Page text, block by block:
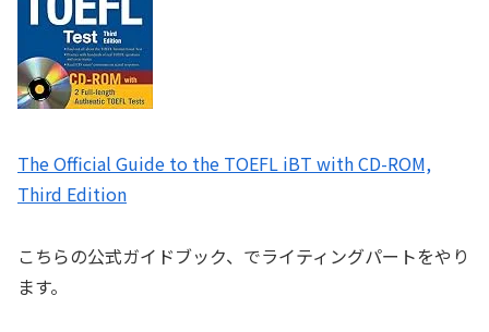
The Official Guide to the TOEFL iBT with CD-ROM,
Third Edition
こちらの公式ガイドブック、でライティングパートをやり
ます。